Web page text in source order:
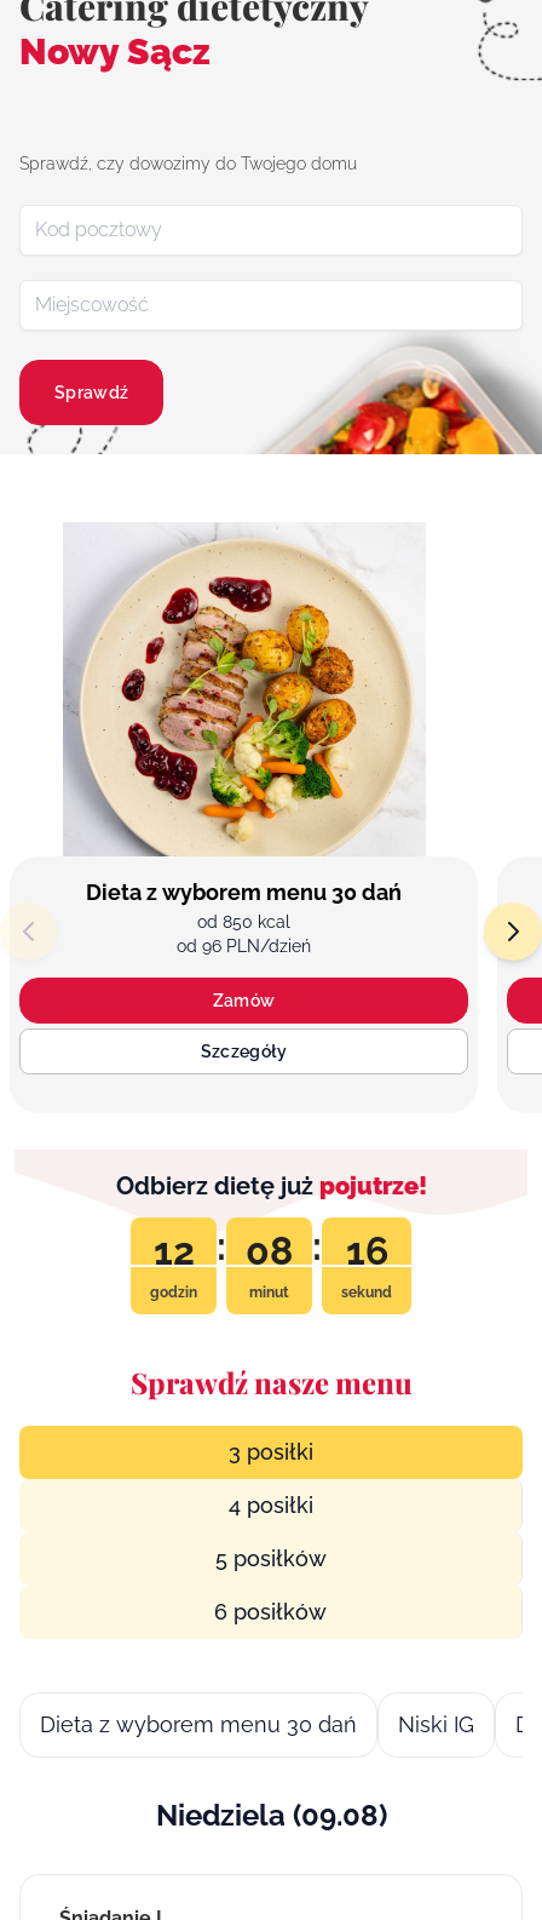
Nowy Sącz
Sprawdź, czy dowozimy do Twojego domu
Sprawdź
Dieta z wyborem menu 30 dań
od 850 kcal
od 96 PLN/dzień
Zamów
Szczegóły
Odbierz dietę już pojutrze!
12
godzin
: 08
minut
: 15
sekund
Sprawdź nasze menu
3 posiłki
4 posiłki
5 posiłków
6 posiłków
Dieta z wyborem menu 30 dań Niski IG
Niedziela (09.08)